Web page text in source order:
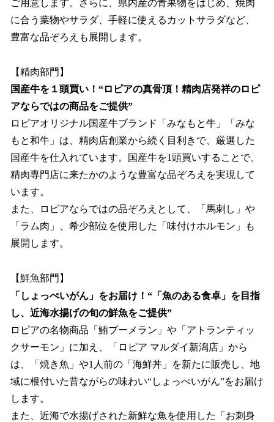
ご用意します。さらに、県内産の青果物をはじめ、焼肉
に合う葉物やサラダ、手軽に使えるカットサラダなど、
豊富な品ぞろえも展開します。
【精肉部門】
国産牛を１頭買い！“ロピアの真骨頂！精肉店発祥のロピ
アならではの商品をご提供”
ロピアオリジナル国産牛ブランド「みなもと牛」「みな
もと和牛」は、精肉店創業から続く目利きで、厳選した
国産牛を仕入れています。国産牛を1頭買いすることで、
精肉専門店に来たかのような豊富な品ぞろえを実現して
います。
また、ロピアならではの品ぞろえとして、「馬刺し」や
「ラム肉」、希少部位を使用した「味付けホルモン」も
展開します。
【鮮魚部門】
「しょっぺいがん」をお届け！“「魚のある食卓」を目指
し、近海水揚げの旬の鮮魚をご提供”
ロピアの名物商品「鮪ブーメラン」や「アトランティッ
クサーモン」に加え、「ロピア マルダイ新潟店」から
は、「焼き魚」や1人前の「海鮮丼」を新たに販売し、地
域に根付いた昔ながらの味わい“しょっぺいがん”をお届け
します。
また、近海で水揚げされた新鮮な魚を使用した「お刺身